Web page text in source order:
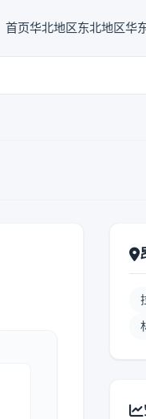
首页华北地区东北地区华